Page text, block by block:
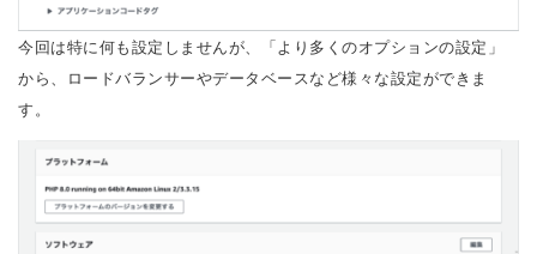
今回は特に何も設定しませんが、「より多くのオプションの設定」
から、ロードバランサーやデータベースなど様々な設定ができま
す。